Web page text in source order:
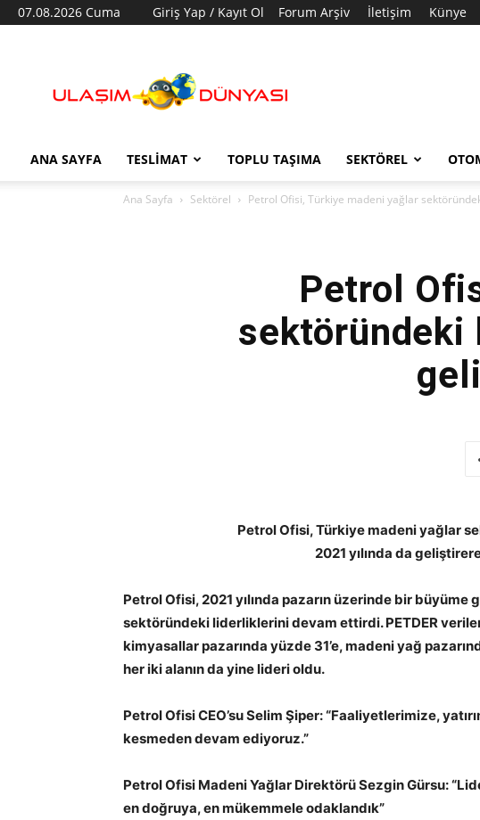
07.08.2026 Cuma Giriş Yap / Kayıt Ol Forum Arşiv İletişim Künye
Dünyası
ANA SAYFA TESLIMAT TOPLU TAŞIMA SEKTÖREL
Ana Sayfa Sektörel Petrol Ofisi, Türkiye madeni yağlar
Petrol
sektöründeki
Petrol Ofisi, Türkiye madeni yağlar
2021 yılında da
Petrol Ofisi, 2021 yılında pazarın üzerinde bir
sektöründeki liderliklerini devam ettirdi. PETDER
kimyasallar pazarında yüzde 31’e, madeni yağ
her iki alanın da yine lideri oldu.
Petrol Ofisi CEO’su Selim Şiper: “Faaliyetlerimize,
kesmeden devam ediyoruz.”
Petrol Ofisi Madeni Yağlar Direktörü Sezgin Gürsu:
en doğruya, en mükemmele odaklandık”